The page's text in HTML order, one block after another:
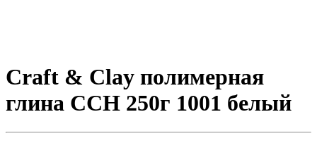
Craft & Clay полимерная
глина CCH 250г 1001 белый